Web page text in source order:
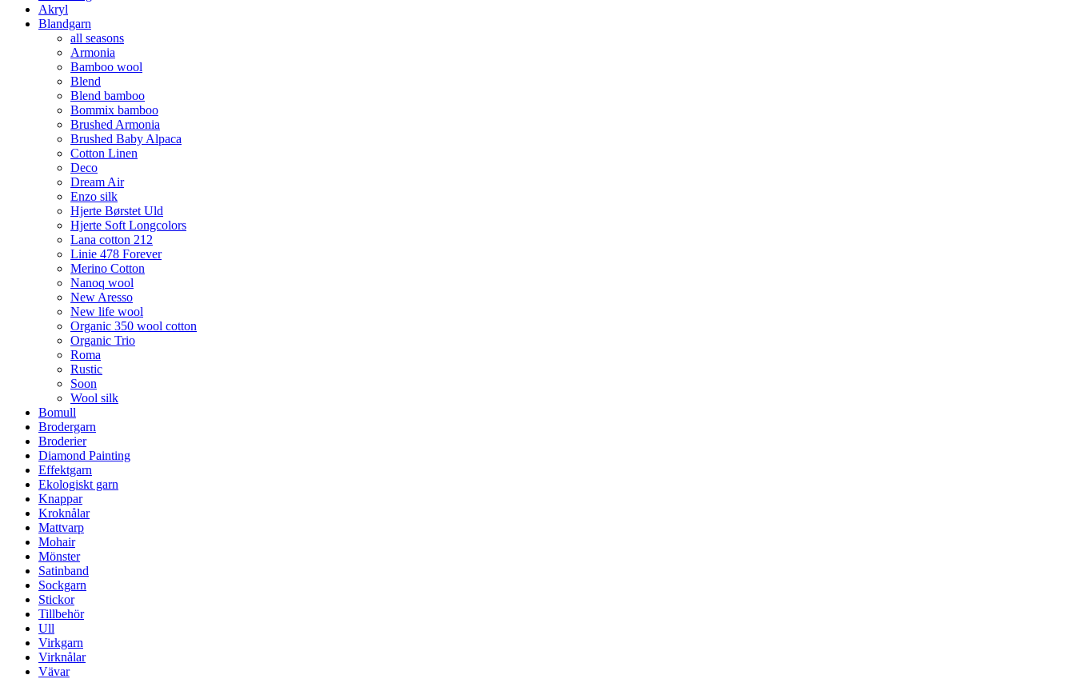
Akryl
Blandgarn
all seasons
Armonia
Bamboo wool
Blend
Blend bamboo
Bommix bamboo
Brushed Armonia
Brushed Baby Alpaca
Cotton Linen
Deco
Dream Air
Enzo silk
Hjerte Børstet Uld
Hjerte Soft Longcolors
Lana cotton 212
Linie 478 Forever
Merino Cotton
Nanoq wool
New Aresso
New life wool
Organic 350 wool cotton
Organic Trio
Roma
Rustic
Soon
Wool silk
Bomull
Brodergarn
Broderier
Diamond Painting
Effektgarn
Ekologiskt garn
Knappar
Kroknålar
Mattvarp
Mohair
Mönster
Satinband
Sockgarn
Stickor
Tillbehör
Ull
Virkgarn
Virknålar
Vävar